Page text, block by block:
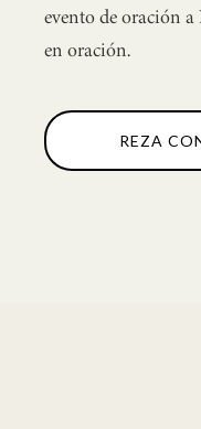
evento de oración
en oración.
REZA